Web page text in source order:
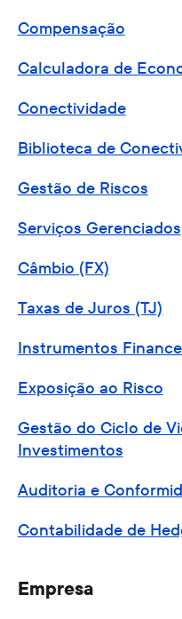
Compensação
Calculadora de
Conectividade
Biblioteca de
Gestão de Riscos
Serviços Gerenciados
Câmbio (FX)
Taxas de Juros (TJ)
Instrumentos
Exposição ao Risco
Gestão do Ciclo de
Investimentos
Auditoria e
Contabilidade de
Empresa